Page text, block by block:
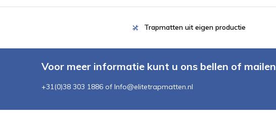
Trapmatten uit eigen productie
Voor meer informatie kunt u ons bellen of mailen
+31(0)38 303 1886 of Info@elitetrapmatten.nl